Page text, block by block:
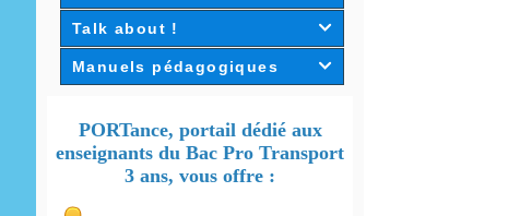
Talk about ! 
Manuels pédagogiques 
PORTance, portail dédié aux
enseignants du Bac Pro Transport
3 ans, vous offre :